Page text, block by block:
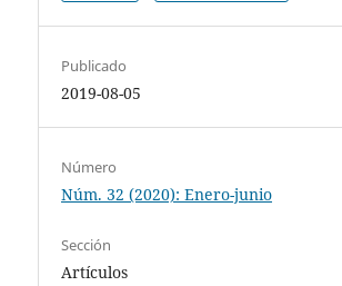
Publicado
2019-08-05
Número
Núm. 32 (2020): Enero-junio
Sección
Artículos